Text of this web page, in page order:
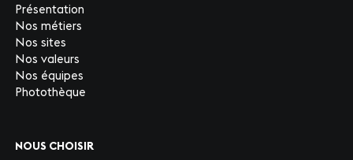
Présentation
Nos métiers
Nos sites
Nos valeurs
Nos équipes
Photothèque
NOUS CHOISIR